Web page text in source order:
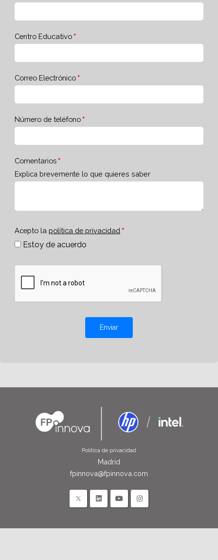
Centro Educativo
Correo Electrónico
Número de teléfono
Comentarios
Explica brevemente lo que quieres saber
Acepto la política de privacidad
Estoy de acuerdo
Enviar
Política de privacidad
Madrid
fpinnova@fpinnova.com